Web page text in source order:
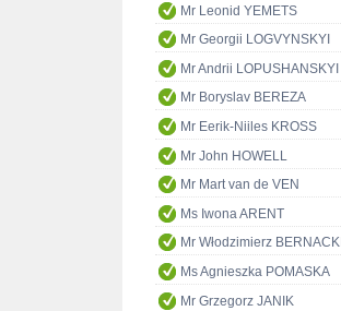
Mr Leonid YEMETS
Mr Georgii LOGVYNSKYI
Mr Andrii LOPUSHANSKYI
Mr Boryslav BEREZA
Mr Eerik-Niiles KROSS
Mr John HOWELL
Mr Mart van de VEN
Ms Iwona ARENT
Mr Włodzimierz BERNACKI
Ms Agnieszka POMASKA
Mr Grzegorz JANIK